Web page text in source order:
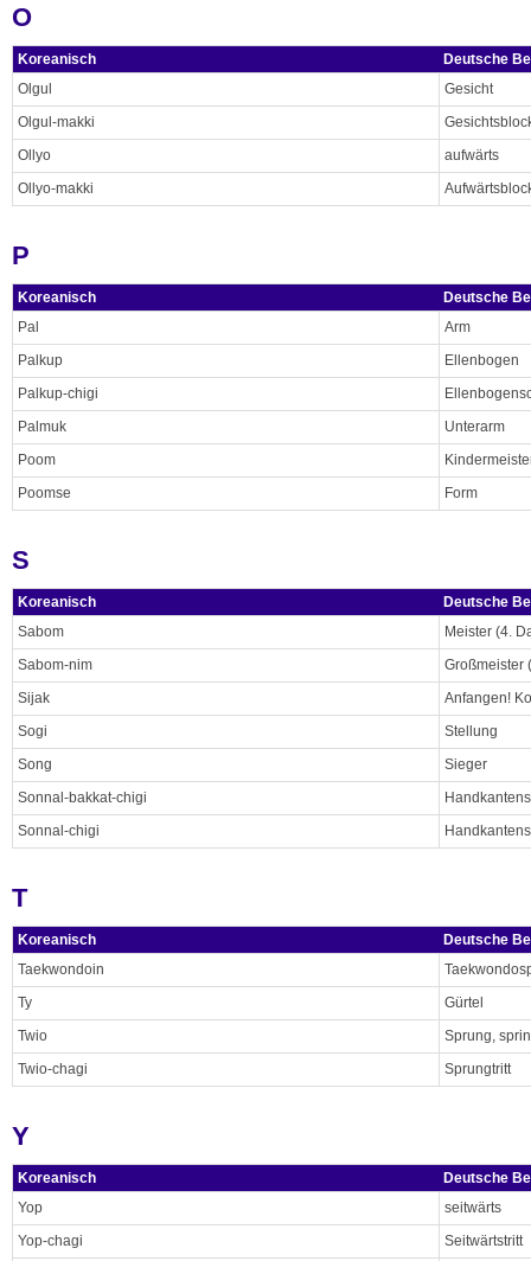
O
Koreanisch
Deutsche
Olgul
Gesicht
Olgul-makki
Ollyo
aufwärts
Ollyo-makki
P
Koreanisch
Deutsche
Pal
Arm
Palkup
Ellenbogen
Palkup-chigi
Palmuk
Unterarm
Poom
Poomse
Form
S
Koreanisch
Deutsche
Sabom
Meister (4.
Sabom-nim
Großmeister
Sijak
Anfangen!
Sogi
Stellung
Song
Sieger
Sonnal-bakkat-chigi
Sonnal-chigi
T
Koreanisch
Deutsche
Taekwondoin
Ty
Gürtel
Twio
Sprung,
Twio-chagi
Sprungtritt
Y
Koreanisch
Deutsche
Yop
seitwärts
Yop-chagi
Seitwärtstritt